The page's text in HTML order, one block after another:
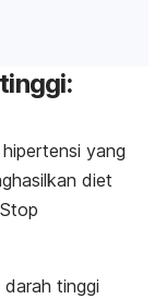
yang
diet
tinggi